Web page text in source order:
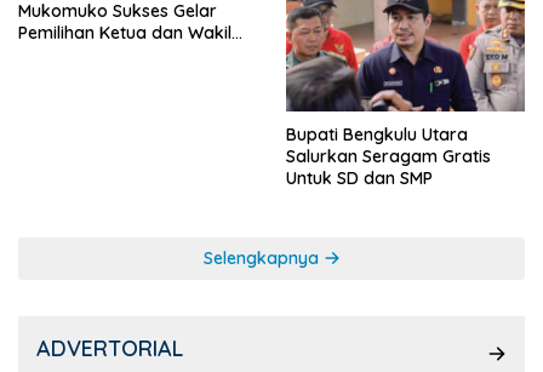
Mukomuko Sukses Gelar
Pemilihan Ketua dan Wakil
Bupati Bengkulu Utara
Salurkan Seragam Gratis
Untuk SD dan SMP
Selengkapnya
ADVERTORIAL